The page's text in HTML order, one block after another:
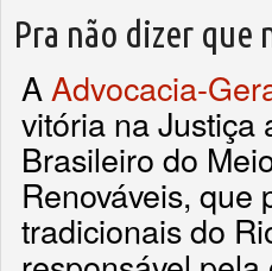
Pra não dizer que
AAdvocacia-
vitória na Justiça
Brasileiro do
Renováveis, que
tradicionais do